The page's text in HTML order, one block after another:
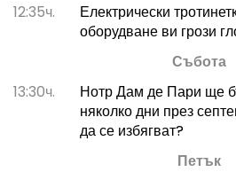
12:35ч.
Електрически
оборудване ви грози
Събота
13:30ч.
Нотр Дам де Пари ще
няколко дни през
да се избягват?
Петък